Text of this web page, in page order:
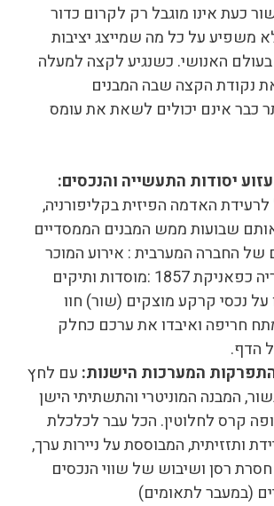
כעת אינו מוגבל רק לקרום כדור
משפיע על כל מה שמייצג יציבות
בעולם האנושי. כשנגיע לקצה למעלה
את נקודת הקצה שבה המבנים
כבר אינם יכולים לשאת את עומס
יסודות התעשייה והנכסים:
האדמה הפיזית בקליפורניה,
שבועות ממש המבנים הממסדיים
של החברה המערבית : אירוע המוכר
בהיסטוריה כפאניקת 1857 :מוסדות ותיקים
נכסי קרקע מוצקים (שור) חוו
חריפה ואיבדו את ערכם כחלק
הדף.
המערכות הישנות: עם לחץ
המבנה המוניטרי והתשתיתי הישן
קרס לחלוטין. הכל עבר לכלכלת
ותזזיתית, המבוססת על ניירות ערך,
רסן ושיבוש של שווי הנכסים
(במעבר לתאומים)